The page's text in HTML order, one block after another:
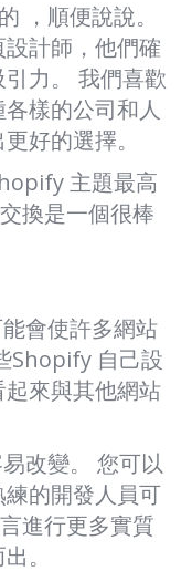
，順便說說。
計師，他們確
力。 我們喜歡
樣的公司和人
好的選擇。
主題最高
換是一個很棒
會使許多網站
Shopify 自己設
來與其他網站
改變。 您可以
的開發人員可
進行更多實質
。